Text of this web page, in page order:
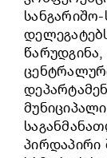
პირდაპირი